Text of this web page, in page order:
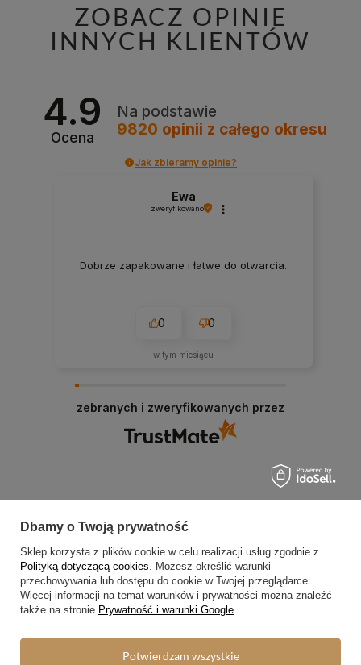
ZOBACZ OPINIE
INNYCH KLIENTÓW
4.9
Ocena
Na podstawie
9820 opinii z całego okresu
Jak zbieramy opinie?
Ewa
zweryfikowano
Dobrze zapakowane i łatwe do otwarcia.
0 0
w tym miesiącu
zebranych i zweryfikowanych przez
Zamówienia
Status zamówienia
Śledzenie przesyłki
Chcę zareklamować produkt
Dbamy o Twoją prywatność
Sklep korzysta z plików cookie w celu realizacji usług zgodnie z
Polityką dotyczącą cookies. Możesz określić warunki
przechowywania lub dostępu do cookie w Twojej przeglądarce.
Więcej informacji na temat warunków i prywatności można znaleźć
także na stronie Prywatność i warunki Google.
Potwierdzam wszystkie